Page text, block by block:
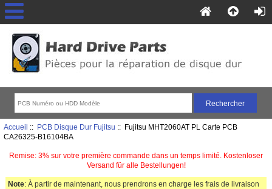
Accueil :: PCB Disque Dur Fujitsu :: Fujitsu MHT2060AT PL Carte PCB
CA26325-B16104BA
Remise: 3% sur votre première commande dans un temps limité. Kostenloser
Versand für alle Bestellungen!
Note: À partir de maintenant, nous prendrons en charge les frais de livraison